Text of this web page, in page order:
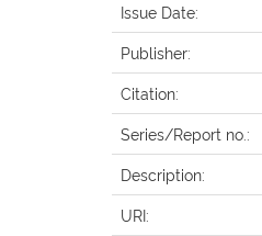
Issue Date:
Publisher:
Citation:
Series/Report no.:
Description:
URI: